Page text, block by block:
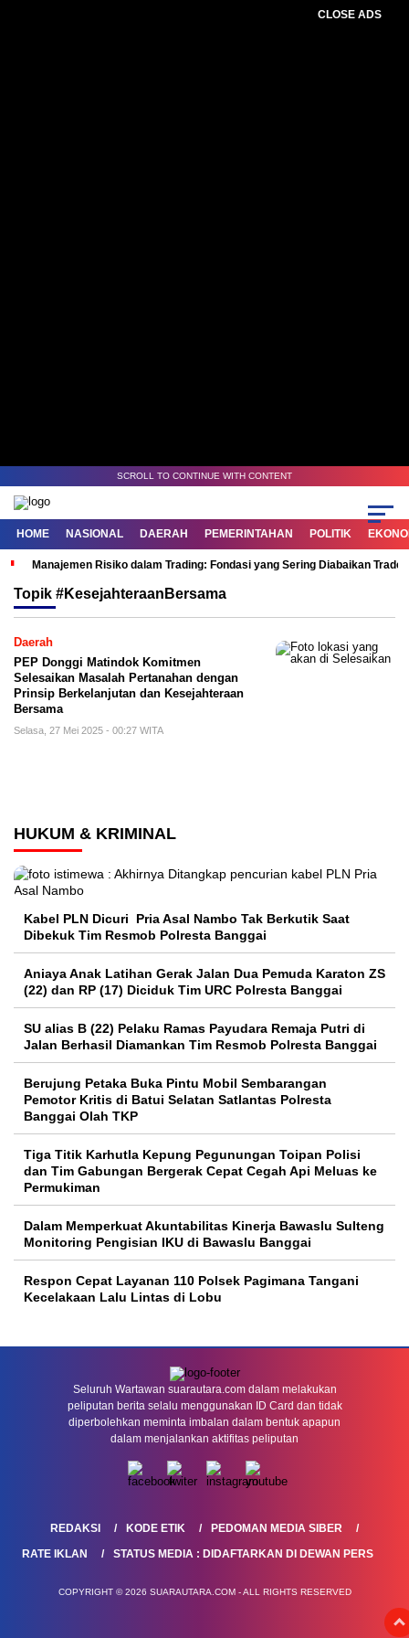
CLOSE ADS
SCROLL TO CONTINUE WITH CONTENT
HOME NASIONAL DAERAH PEMERINTAHAN POLITIK
Manajemen Risiko dalam Trading: Fondasi yang Sering Diabaikan
Topik #KesejahteraanBersama
Daerah
PEP Donggi Matindok Komitmen
Selesaikan Masalah Pertanahan dengan
Prinsip Berkelanjutan dan Kesejahteraan
Bersama
Selasa, 27 Mei 2025 - 00:27 WITA
HUKUM & KRIMINAL
Kabel PLN Dicuri Pria Asal Nambo Tak Berkutik Saat
Dibekuk Tim Resmob Polresta Banggai
Aniaya Anak Latihan Gerak Jalan Dua Pemuda Karaton ZS
(22) dan RP (17) Diciduk Tim URC Polresta Banggai
SU alias B (22) Pelaku Ramas Payudara Remaja Putri di
Jalan Berhasil Diamankan Tim Resmob Polresta Banggai
Berujung Petaka Buka Pintu Mobil Sembarangan
Pemotor Kritis di Batui Selatan Satlantas Polresta
Banggai Olah TKP
Tiga Titik Karhutla Kepung Pegunungan Toipan Polisi
dan Tim Gabungan Bergerak Cepat Cegah Api Meluas ke
Permukiman
Dalam Memperkuat Akuntabilitas Kinerja Bawaslu Sulteng
Monitoring Pengisian IKU di Bawaslu Banggai
Respon Cepat Layanan 110 Polsek Pagimana Tangani
Kecelakaan Lalu Lintas di Lobu
Seluruh Wartawan suarautara.com dalam melakukan
peliputan berita selalu menggunakan ID Card dan tidak
diperbolehkan meminta imbalan dalam bentuk apapun
dalam menjalankan aktifitas peliputan
REDAKSI KODE ETIK
PEDOMAN MEDIA SIBER
RATE IKLAN
STATUS MEDIA : DIDAFTARKAN DI DEWAN PERS
COPYRIGHT © 2026 SUARAUTARA.COM - ALL RIGHTS RESERVED